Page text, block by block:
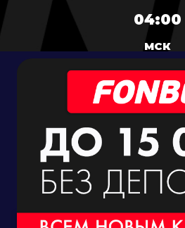
04:00
МСК